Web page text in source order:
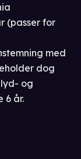
(passer for
med
dog
og
6 år.